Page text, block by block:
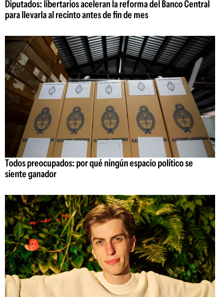
Diputados: libertarios aceleran la reforma del Banco Central
para llevarla al recinto antes de fin de mes
Todos preocupados: por qué ningún espacio político se
siente ganador